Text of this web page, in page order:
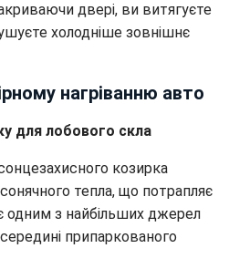
двері, ви витягуєте
холодніше зовнішнє
нагріванню авто
для лобового скла
козирка
тепла, що потрапляє
одним з найбільших джерел
припаркованого